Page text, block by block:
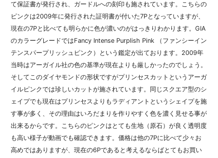
て保証書が発行され、ガードルへの刻印も施されています。こちらの
ピンクは2009年に発行された証明書が付いた7Pとなっていますが、
現在の7Pと比べても明らかに色が濃いのがはっきりわかります。GIA
のカラーグレードではFancy Intense Purplish Pink （ファンシーイン
テンスパープリッシュピンク）という鑑定が出ております。2009年
当時はアーガイル社の色の基準が現在よりも厳しかったのでしょう。
そしてこのダイヤモンドの形状ですがプリンセスカットというアーガ
イルピンクでは珍しいカットが施されています。同じスクエア型のシ
ェイプでも現在はプリンセスよりもラディアントというシェイプを施
す事が多く、その理由はいろだまりを作りやすく色を濃く見せる事が
出来るからです。こちらのピンクはとても生地（原石）が良く透明度
も高い様子が動画でも確認できます。価格は他の7Pに比べて少々お
高めではありますが、現在の6Pであると考えるならばとてもお買い